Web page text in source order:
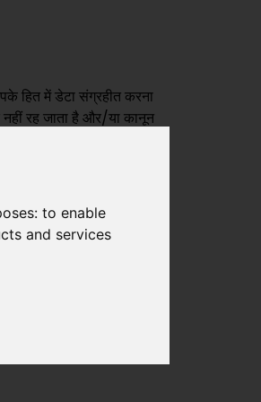
to enable
and services
हित में डेटा संग्रहीत करना
रह जाता है और/या कानून
अन्य कंपनी को अग्रेषित
गए लिंक के तहत पाया जा